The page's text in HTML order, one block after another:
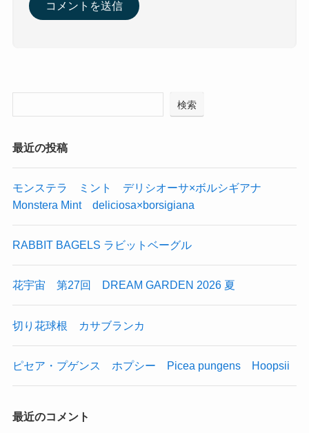
検索
最近の投稿
モンステラ ミント デリシオーサ×ボルシギアナ
Monstera Mint deliciosa×borsigiana
RABBIT BAGELS ラビットベーグル
花宇宙 第27回 DREAM GARDEN 2026 夏
切り花球根 カサブランカ
ピセア・プゲンス ホプシー Picea pungens Hoopsii
最近のコメント